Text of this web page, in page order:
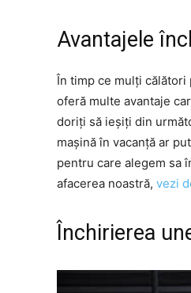
Avantajele
În timp ce mulți
oferă multe avantaje
doriți să ieșiți din
mașină în vacanță ar
pentru care alegem sa
afacerea noastră, vezi
Închirierea